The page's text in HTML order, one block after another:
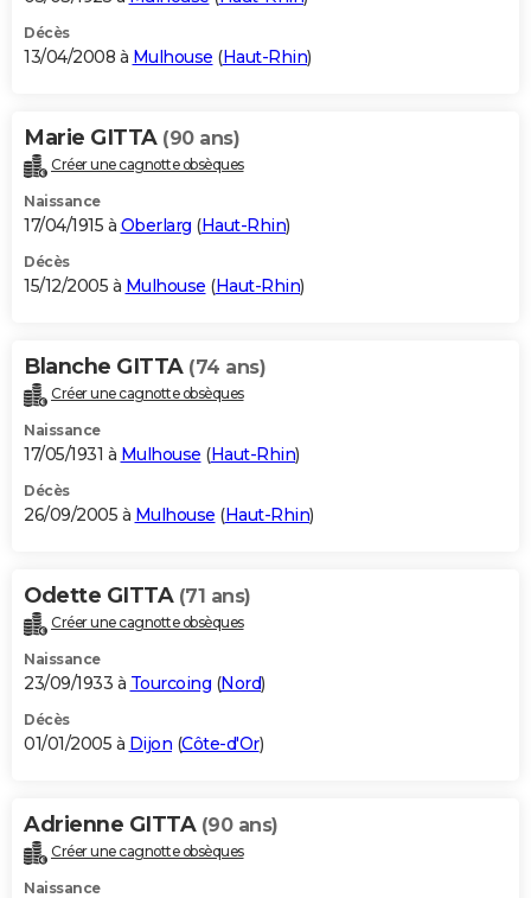
Décès
13/04/2008 à Mulhouse (Haut-Rhin)
Marie GITTA (90 ans)
Créer une cagnotte obsèques
Naissance
17/04/1915 à Oberlarg (Haut-Rhin)
Décès
15/12/2005 à Mulhouse (Haut-Rhin)
Blanche GITTA (74 ans)
Créer une cagnotte obsèques
Naissance
17/05/1931 à Mulhouse (Haut-Rhin)
Décès
26/09/2005 à Mulhouse (Haut-Rhin)
Odette GITTA (71 ans)
Créer une cagnotte obsèques
Naissance
23/09/1933 à Tourcoing (Nord)
Décès
01/01/2005 à Dijon (Côte-d'Or)
Adrienne GITTA (90 ans)
Créer une cagnotte obsèques
Naissance